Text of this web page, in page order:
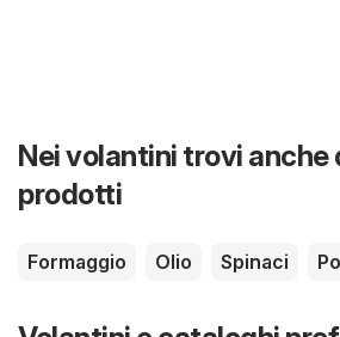
Nei volantini trovi anche
prodotti
Formaggio Olio Spinaci